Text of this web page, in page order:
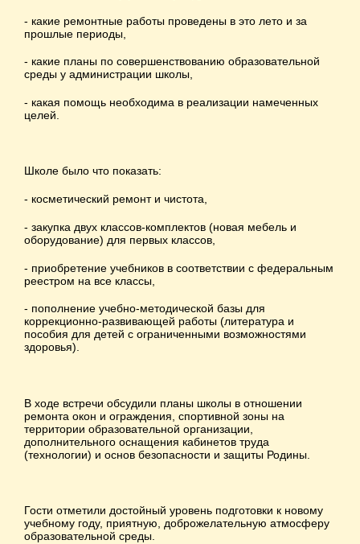
- какие ремонтные работы проведены в это лето и за
прошлые периоды,
- какие планы по совершенствованию образовательной
среды у администрации школы,
- какая помощь необходима в реализации намеченных
целей.
Школе было что показать:
- косметический ремонт и чистота,
- закупка двух классов-комплектов (новая мебель и
оборудование) для первых классов,
- приобретение учебников в соответствии с федеральным
реестром на все классы,
- пополнение учебно-методической базы для
коррекционно-развивающей работы (литература и
пособия для детей с ограниченными возможностями
здоровья).
В ходе встречи обсудили планы школы в отношении
ремонта окон и ограждения, спортивной зоны на
территории образовательной организации,
дополнительного оснащения кабинетов труда
(технологии) и основ безопасности и защиты Родины.
Гости отметили достойный уровень подготовки к новому
учебному году, приятную, доброжелательную атмосферу
образовательной среды.